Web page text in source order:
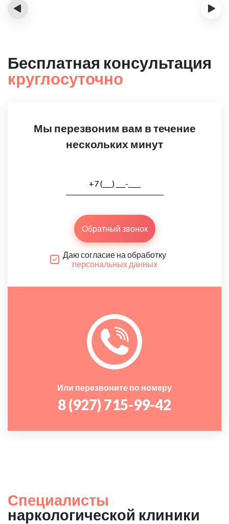
‹ ›
Бесплатная консультация
круглосуточно
Мы перезвоним вам в течение
нескольких минут
Обратный звонок
Даю согласие на обработку
персональных данных
Или перезвоните по номеру
8 (927) 715-99-42
Специалисты
наркологической клиники